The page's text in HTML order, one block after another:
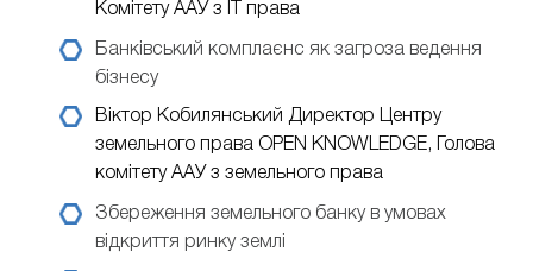
Комітету ААУ з IT права
Банківський комплаєнс як загроза ведення
бізнесу
Віктор Кобилянський Директор Центру
земельного права OPEN KNOWLEDGE, Голова
комітету ААУ з земельного права
Збереження земельного банку в умовах
відкриття ринку землі